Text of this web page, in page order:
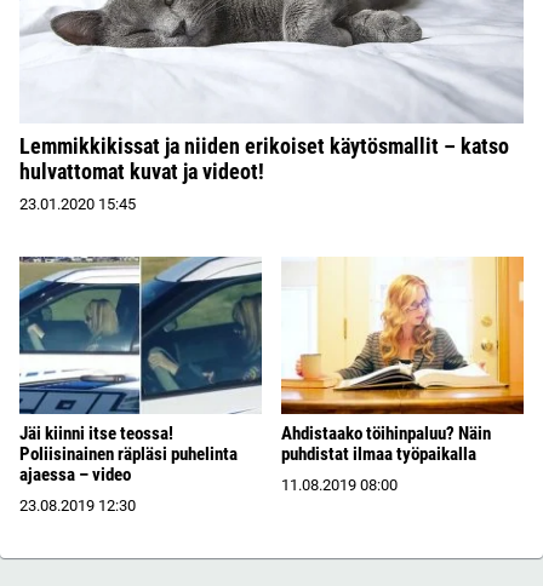
Lemmikkikissat ja niiden erikoiset käytösmallit – katso
hulvattomat kuvat ja videot!
23.01.2020 15:45
Jäi kiinni itse teossa!
Poliisinainen räpläsi puhelinta
ajaessa – video
23.08.2019 12:30
Ahdistaako töihinpaluu? Näin
puhdistat ilmaa työpaikalla
11.08.2019 08:00